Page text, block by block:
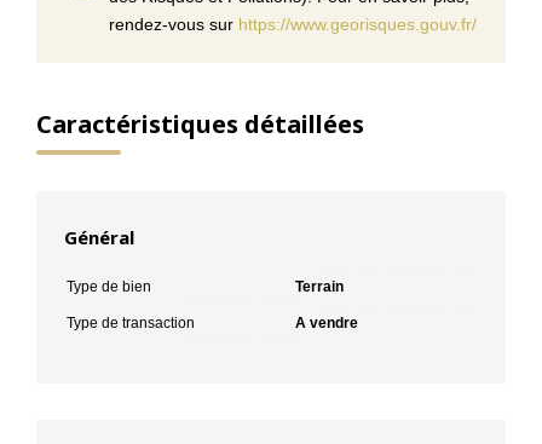
rendez-vous sur https://www.georisques.gouv.fr/
Caractéristiques détaillées
Général
Type de bien Terrain
Type de transaction A vendre